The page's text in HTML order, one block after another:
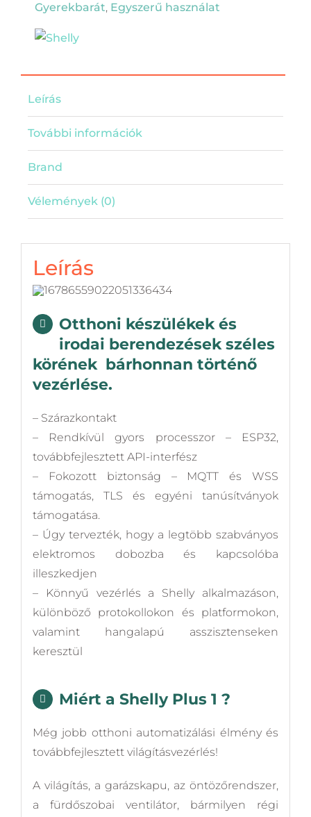
Gyerekbarát, Egyszerű használat
Leírás
További információk
Brand
Vélemények (0)
Leírás
Otthoni készülékek és
irodai berendezések széles
körének bárhonnan történő
vezérlése.
– Szárazkontakt
– Rendkívül gyors processzor – ESP32,
továbbfejlesztett API-interfész
– Fokozott biztonság – MQTT és WSS
támogatás, TLS és egyéni tanúsítványok
támogatása.
– Úgy tervezték, hogy a legtöbb szabványos
elektromos dobozba és kapcsolóba
illeszkedjen
– Könnyű vezérlés a Shelly alkalmazáson,
különböző protokollokon és platformokon,
valamint hangalapú asszisztenseken
keresztül
Miért a Shelly Plus 1 ?
Még jobb otthoni automatizálási élmény és
továbbfejlesztett világításvezérlés!
A világítás, a garázskapu, az öntözőrendszer,
a fürdőszobai ventilátor, bármilyen régi